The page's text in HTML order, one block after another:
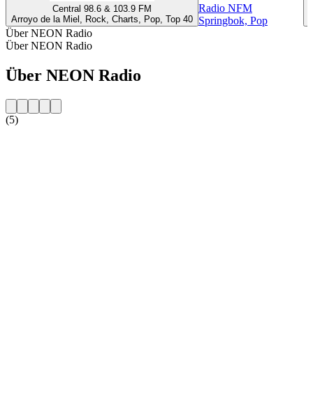
Central 98.6 & 103.9 FM
Arroyo de la Miel, Rock, Charts, Pop, Top 40
Radio NFM
Springbok, Pop
Über NEON Radio
Über NEON Radio
Über NEON Radio
(5)